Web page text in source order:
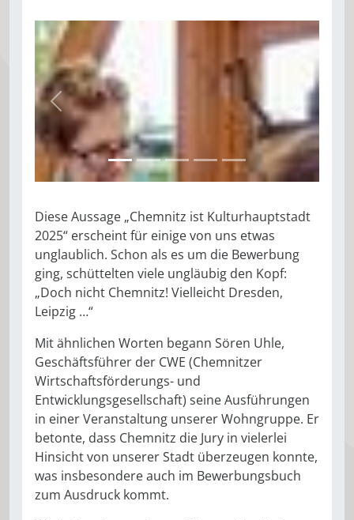
Diese Aussage „Chemnitz ist Kulturhauptstadt
2025“ erscheint für einige von uns etwas
unglaublich. Schon als es um die Bewerbung
ging, schüttelten viele ungläubig den Kopf:
„Doch nicht Chemnitz! Vielleicht Dresden,
Leipzig …“
Mit ähnlichen Worten begann Sören Uhle,
Geschäftsführer der CWE (Chemnitzer
Wirtschaftsförderungs- und
Entwicklungsgesellschaft) seine Ausführungen
in einer Veranstaltung unserer Wohngruppe. Er
betonte, dass Chemnitz die Jury in vielerlei
Hinsicht von unserer Stadt überzeugen konnte,
was insbesondere auch im Bewerbungsbuch
zum Ausdruck kommt.
zurück weiter